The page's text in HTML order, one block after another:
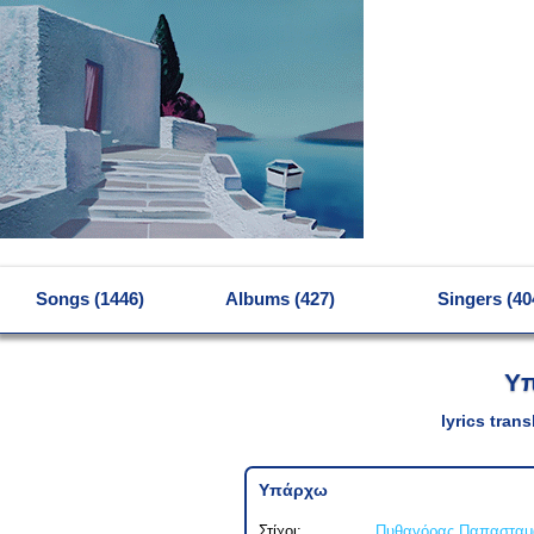
Songs (1446) Albums (427) Singers
lyrics
Υπάρχω